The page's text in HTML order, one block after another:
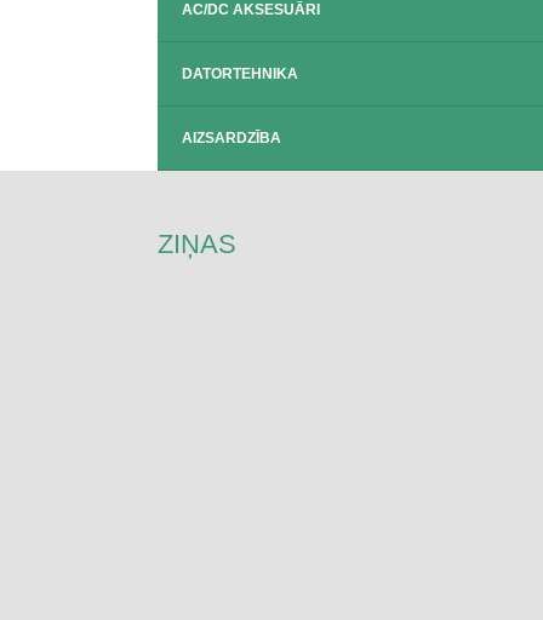
AC/DC AKSESUĀRI
DATORTEHNIKA
AIZSARDZĪBA
ZIŅAS